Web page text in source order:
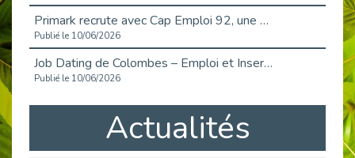
Primark recrute avec Cap Emploi 92, une matinée couronnée de succès !
Publié le 10/06/2026
Job Dating de Colombes – Emploi et Insertion
Publié le 10/06/2026
Aborder l'entretien et la situation de handicap en toute confiance
Publié le 09/06/2026
Retour sur l’atelier « Optimiser sa recherche d’emploi »
Actualités